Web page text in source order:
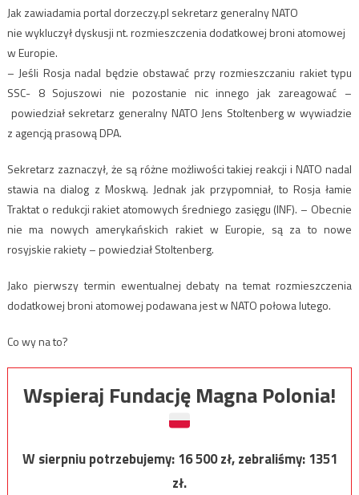
Jak zawiadamia portal dorzeczy.pl sekretarz generalny NATO
nie wykluczył dyskusji nt. rozmieszczenia dodatkowej broni atomowej
w Europie.
– Jeśli Rosja nadal będzie obstawać przy rozmieszczaniu rakiet typu
SSC- 8 Sojuszowi nie pozostanie nic innego jak zareagować –
powiedział sekretarz generalny NATO Jens Stoltenberg w wywiadzie
z agencją prasową DPA.
Sekretarz zaznaczył, że są różne możliwości takiej reakcji i NATO nadal
stawia na dialog z Moskwą. Jednak jak przypomniał, to Rosja łamie
Traktat o redukcji rakiet atomowych średniego zasięgu (INF). – Obecnie
nie ma nowych amerykańskich rakiet w Europie, są za to nowe
rosyjskie rakiety – powiedział Stoltenberg.
Jako pierwszy termin ewentualnej debaty na temat rozmieszczenia
dodatkowej broni atomowej podawana jest w NATO połowa lutego.
Co wy na to?
Wspieraj Fundację Magna Polonia!
W sierpniu potrzebujemy:16 500zł, zebraliśmy:1351
zł.